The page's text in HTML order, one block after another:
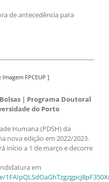
de antecedência para
FPCEUP ]
| Programa Doutoral
do Porto
Humana (PDSH) da
nova edição em 2022/2023.
início a 1 de março e decorre
em